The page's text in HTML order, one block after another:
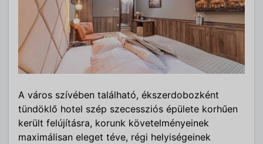
A város szívében található, ékszerdobozként
tündöklő hotel szép szecessziós épülete korhűen
került felújításra, korunk követelményeinek
maximálisan eleget téve, régi helyiségeinek